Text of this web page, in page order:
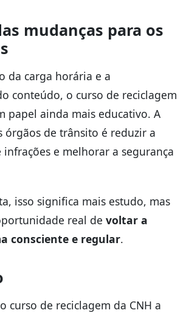
mudanças para os
da carga horária e a
conteúdo, o curso de reciclagem
papel ainda mais educativo. A
órgãos de trânsito é reduzir a
e melhorar a segurança
isso significa mais estudo, mas
real de voltar a
consciente e regular.
curso de reciclagem da CNH a